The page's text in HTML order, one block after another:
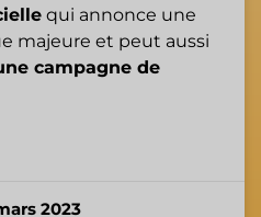
qui annonce une
majeure et peut aussi
campagne de
2023